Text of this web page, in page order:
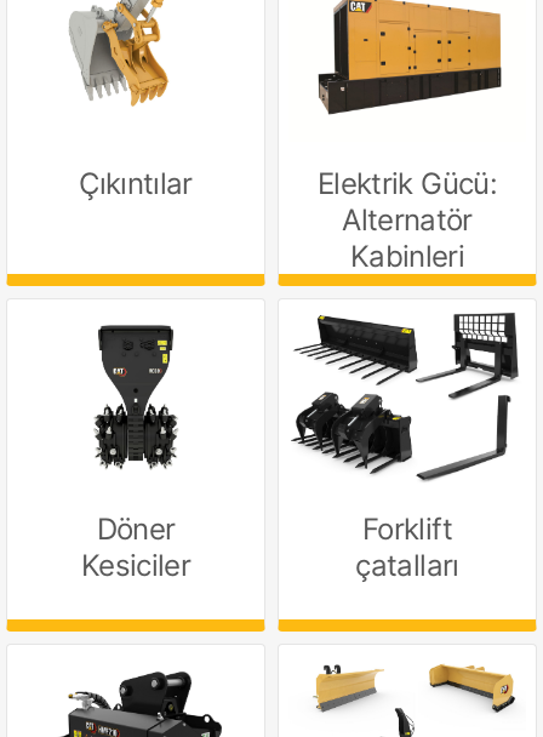
Çıkıntılar
Elektrik Gücü:
Alternatör
Kabinleri
Döner
Kesiciler
Forklift
çatalları